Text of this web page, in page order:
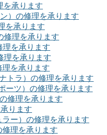
を承ります
）の修理を承ります
を承ります
修理を承ります
理を承ります
理を承ります
を承ります
トラ）の修理を承ります
ーツ）の修理を承ります
修理を承ります
ります
ラー）の修理を承ります
理を承ります